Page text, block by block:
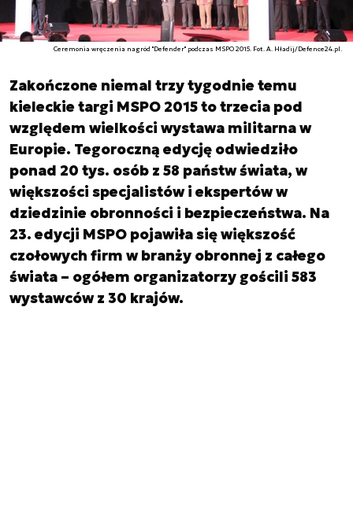
Ceremonia wręczenia nagród "Defender" podczas MSPO 2015. Fot. A. Hładij/Defence24.pl.
Zakończone niemal trzy tygodnie temu
kieleckie targi MSPO 2015 to trzecia pod
względem wielkości wystawa militarna w
Europie. Tegoroczną edycję odwiedziło
ponad 20 tys. osób z 58 państw świata, w
większości specjalistów i ekspertów w
dziedzinie obronności i bezpieczeństwa. Na
23. edycji MSPO pojawiła się większość
czołowych firm w branży obronnej z całego
świata – ogółem organizatorzy gościli 583
wystawców z 30 krajów.